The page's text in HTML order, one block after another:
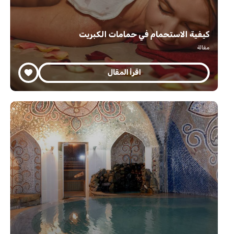
كيفية الاستحمام في حمامات الكبريت
مقالة
اقرأ المقال